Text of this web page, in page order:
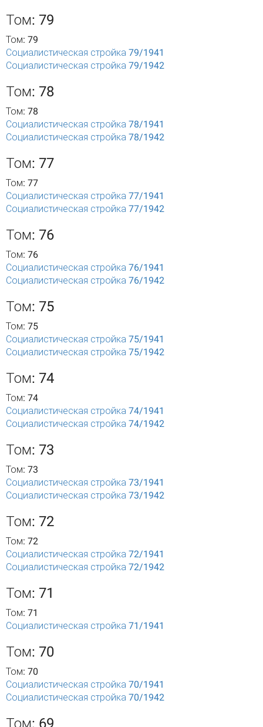
Том: 79
Том: 79
Социалистическая стройка 79/1941
Социалистическая стройка 79/1942
Том: 78
Том: 78
Социалистическая стройка 78/1941
Социалистическая стройка 78/1942
Том: 77
Том: 77
Социалистическая стройка 77/1941
Социалистическая стройка 77/1942
Том: 76
Том: 76
Социалистическая стройка 76/1941
Социалистическая стройка 76/1942
Том: 75
Том: 75
Социалистическая стройка 75/1941
Социалистическая стройка 75/1942
Том: 74
Том: 74
Социалистическая стройка 74/1941
Социалистическая стройка 74/1942
Том: 73
Том: 73
Социалистическая стройка 73/1941
Социалистическая стройка 73/1942
Том: 72
Том: 72
Социалистическая стройка 72/1941
Социалистическая стройка 72/1942
Том: 71
Том: 71
Социалистическая стройка 71/1941
Том: 70
Том: 70
Социалистическая стройка 70/1941
Социалистическая стройка 70/1942
Том: 69